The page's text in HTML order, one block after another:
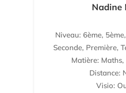
Nadine
Niveau: 6ème,
Seconde, Première,
Matière: Maths,
Distance:
Visio: